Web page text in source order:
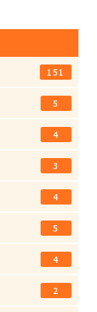
151
5
4
3
4
5
4
2